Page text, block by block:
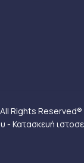
Rights Reserved®
Κατασκευή